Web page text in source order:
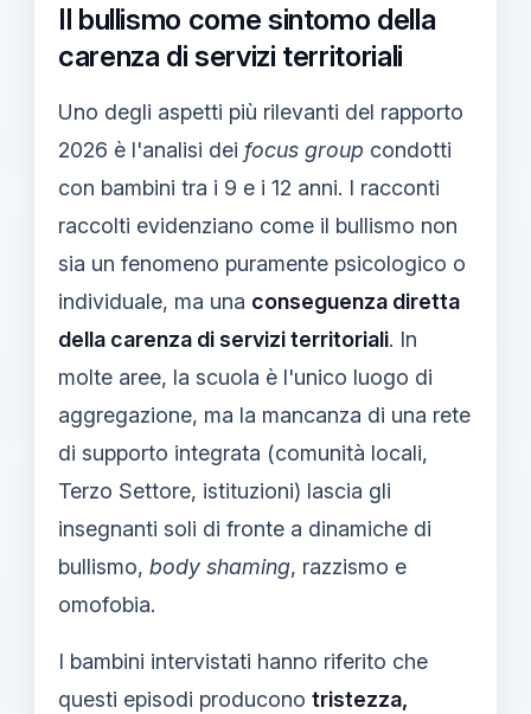
Il bullismo come sintomo della
carenza di servizi territoriali
Uno degli aspetti più rilevanti del rapporto
2026 è l'analisi dei focus group condotti
con bambini tra i 9 e i 12 anni. I racconti
raccolti evidenziano come il bullismo non
sia un fenomeno puramente psicologico o
individuale, ma una conseguenza diretta
della carenza di servizi territoriali. In
molte aree, la scuola è l'unico luogo di
aggregazione, ma la mancanza di una rete
di supporto integrata (comunità locali,
Terzo Settore, istituzioni) lascia gli
insegnanti soli di fronte a dinamiche di
bullismo, body shaming, razzismo e
omofobia.
I bambini intervistati hanno riferito che
questi episodi producono tristezza,